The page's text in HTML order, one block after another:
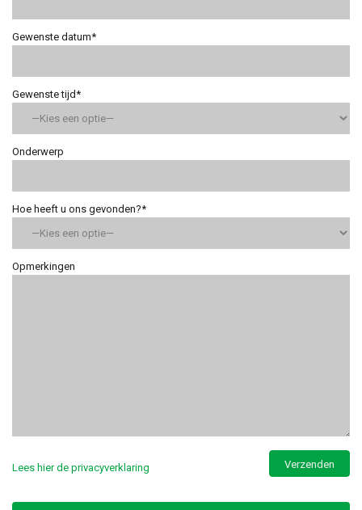
Gewenste datum*
Gewenste tijd*
Onderwerp
Hoe heeft u ons gevonden?*
Opmerkingen
Lees hier de privacyverklaring